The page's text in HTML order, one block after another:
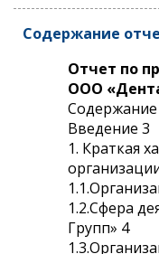
Содержание
Отчет по
ООО
Содержание
Введение 3
1. Краткая
1.2.Сфера
Групп» 4